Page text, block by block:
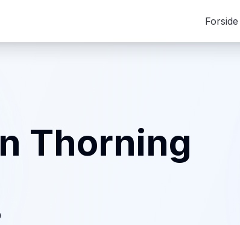
Forside
Thorning